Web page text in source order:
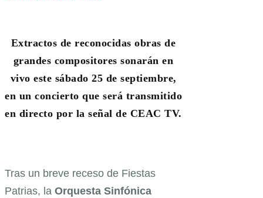
Extractos de reconocidas obras de
grandes compositores sonarán en
vivo este sábado 25 de septiembre,
en un concierto que será transmitido
en directo por la señal de CEAC TV.
Tras un breve receso de Fiestas
Patrias, la Orquesta Sinfónica